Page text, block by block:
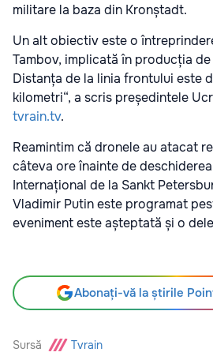
militare la baza din Kronștadt.
Un alt obiectiv este o
Tambov, implicată în producția
Distanța de la linia frontului este
kilometri“, a scris președintele
tvrain.tv.
Reamintim că dronele au atacat
câteva ore înainte de
Internațional de la Sankt
Vladimir Putin este programat
eveniment este așteptată și o
Abonați-vă la știrile
Sursă Tvrain